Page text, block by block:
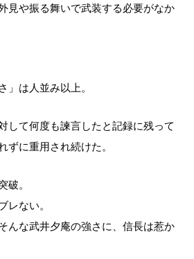
見や振る舞いで武装する必要がなか
」は人並み以上。
して何度も諫言したと記録に残って
ずに重用され続けた。
破。
レない。
んな武井夕庵の強さに、信長は惹か